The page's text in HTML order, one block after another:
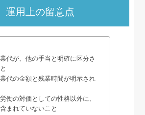
用上の留意点
代が、他の手当と明確に区分さ
代の金額と残業時間が明示され
働の対価としての性格以外に、
まれていないこと